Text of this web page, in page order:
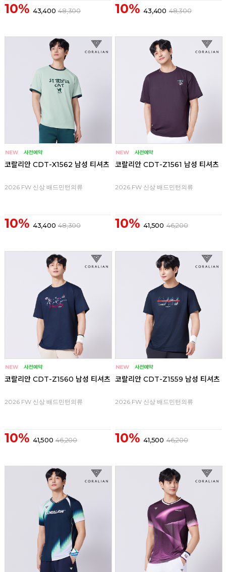
10% 43,400 48,300 10% 43,400 48,300
코랄리안 CDT-X1562 남성 티셔츠
2026 FW 신상 배드민턴의류
10% 43,400 48,300
코랄리안 CDT-Z1561 남성 티셔츠
2026 FW 신상 배드민턴의류
10% 41,500 46,200
코랄리안 CDT-Z1560 남성 티셔츠
2026 FW 신상 배드민턴의류
10% 41,500 46,200
코랄리안 CDT-Z1559 남성 티셔츠
2026 FW 신상 배드민턴의류
10% 41,500 46,200